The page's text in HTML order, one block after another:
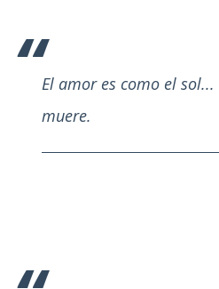
El amor es como el
muere.